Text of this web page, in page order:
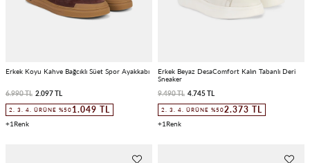
Erkek Koyu Kahve Bağcıklı Süet Spor Ayakkabı
2.097 TL
6.990 TL
2. 3. 4. ÜRÜNE %50 1.049 TL
1
Erkek Beyaz DesaComfort Kalın Tabanlı Deri
Sneaker
4.745 TL
9.490 TL
2. 3. 4. ÜRÜNE %502.373 TL
1